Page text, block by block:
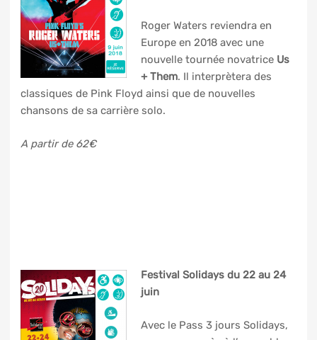
Roger Waters reviendra en
Europe en 2018 avec une
nouvelle tournée novatrice Us
+ Them. Il interprètera des
classiques de Pink Floyd ainsi que de nouvelles
chansons de sa carrière solo.
A partir de 62€
Festival Solidays du 22 au 24
juin
Avec le Pass 3 jours Solidays,